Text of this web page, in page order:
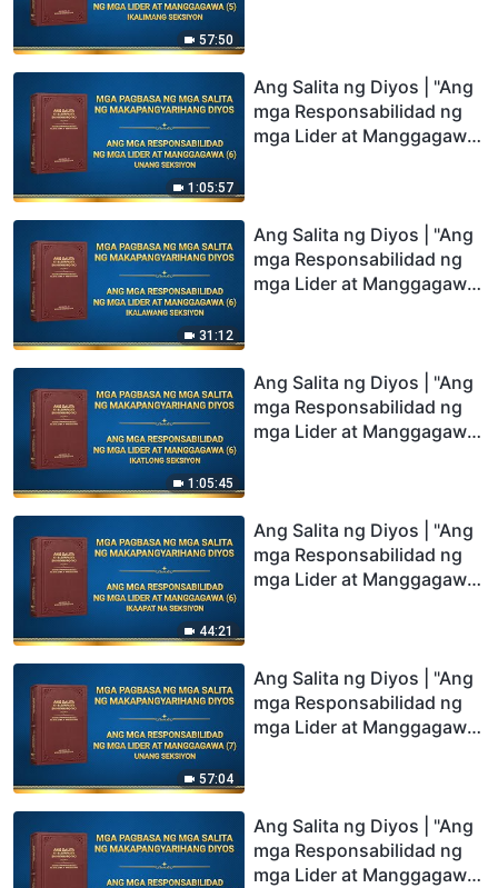
57:50
1:05:57
Ang Salita ng Diyos | "Ang
mga Responsabilidad ng
mga Lider at Manggagawa
31:12
Ang Salita ng Diyos | "Ang
mga Responsabilidad ng
mga Lider at Manggagawa
1:05:45
Ang Salita ng Diyos | "Ang
mga Responsabilidad ng
mga Lider at Manggagawa
44:21
Ang Salita ng Diyos | "Ang
mga Responsabilidad ng
mga Lider at Manggagawa
57:04
Ang Salita ng Diyos | "Ang
mga Responsabilidad ng
mga Lider at Manggagawa
Ang Salita ng Diyos | "Ang
mga Responsabilidad ng
mga Lider at Manggagawa